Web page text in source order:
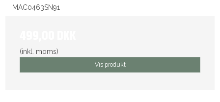
MAC0463SN91
(inkl. moms)
Vis produkt